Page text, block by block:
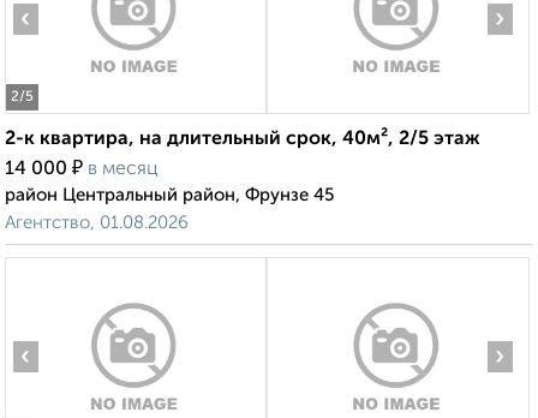
2/5
‹ ›
2-к квартира, на длительный срок, 40м², 2/5 этаж
14 000 ₽ в месяц
район Центральный район, Фрунзе 45
Агентство, 01.08.2026
‹ ›